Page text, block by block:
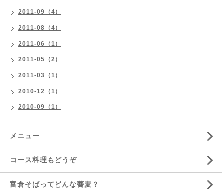
2011-09（4）
2011-08（4）
2011-06（1）
2011-05（2）
2011-03（1）
2010-12（1）
2010-09（1）
メニュー
コース料理もどうぞ
富倉そばってどんな蕎麦？